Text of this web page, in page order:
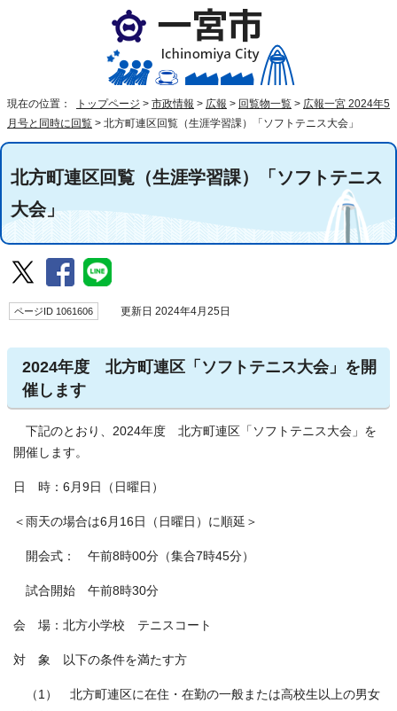
現在の位置： トップページ > 市政情報 > 広報 > 回覧物一覧 > 広報一宮 2024年5
月号と同時に回覧 > 北方町連区回覧（生涯学習課）「ソフトテニス大会」
北方町連区回覧（生涯学習課）「ソフトテニス
大会」
ページID 1061606 更新日 2024年4月25日
2024年度 北方町連区「ソフトテニス大会」を開
催します
下記のとおり、2024年度 北方町連区「ソフトテニス大会」を
開催します。
日 時：6月9日（日曜日）
＜雨天の場合は6月16日（日曜日）に順延＞
開会式： 午前8時00分（集合7時45分）
試合開始 午前8時30分
会 場：北方小学校 テニスコート
対 象 以下の条件を満たす方
（1） 北方町連区に在住・在勤の一般または高校生以上の男女